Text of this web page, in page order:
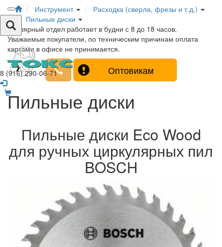
8 (916) 290-06-71
Инструмент
Расходка (сверла, фрезы и т.д.)
Пильные диски
Столярный отдел работает в будни с 8 до 18 часов.
Уважаемые покупатели, по техническим причинам оплата
картами в офисе не принимается.
Оптовикам
Пильные диски
Пильные диски Eco Wood
для ручных циркулярных пил
BOSCH